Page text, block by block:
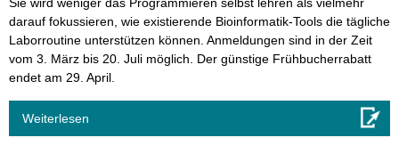
darauf fokussieren, wie existierende Bioinformatik-Tools die tägliche
Laborroutine unterstützen können. Anmeldungen sind in der Zeit
vom 3. März bis 20. Juli möglich. Der günstige Frühbucherrabatt
endet am 29. April.
Weiterlesen